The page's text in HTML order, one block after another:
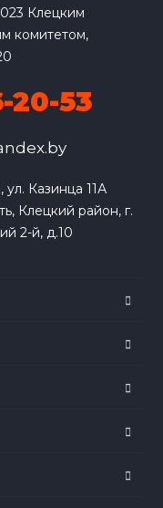
Клецким
комитетом,
20-53
Казинца 11А
Клецкий район, г.
2-й, д.10